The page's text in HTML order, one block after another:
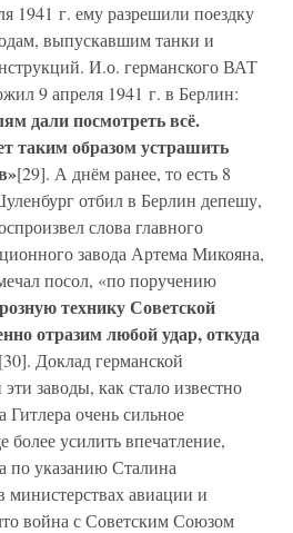
1941 г. ему разрешили поездку
выпускавшим танки и
И.о. германского ВАТ
9 апреля 1941 г. в Берлин:
дали посмотреть всё.
таким образом устрашить
[29]. А днём ранее, то есть 8
отбил в Берлин депешу,
слова главного
завода Артема Микояна,
посол, «по поручению
технику Советской
отразим любой удар, откуда
[30]. Доклад германской
заводы, как стало известно
Гитлера очень сильное
усилить впечатление,
по указанию Сталина
министерствах авиации и
война с Советским Союзом